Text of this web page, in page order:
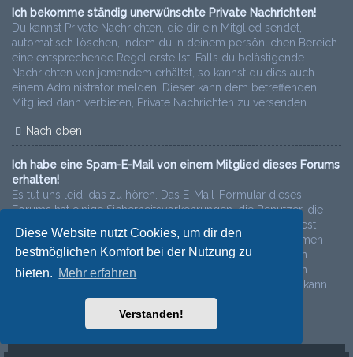
Diese Website nutzt Cookies, um dir den
bestmöglichen Komfort bei der Nutzung zu
bieten. Mehr erfahren
Verstanden!
Ich bekomme ständig unerwünschte Private Nachrichten!
Du kannst Private Nachrichten, die dir ein Mitglied sendet,
automatisch löschen, indem du in deinem persönlichen Bereich
eine entsprechende Regel erstellst. Falls du belästigende
Nachrichten von jemandem erhältst, so kannst du dies auch
einem Administrator melden. Dieser kann dem betreffenden
Mitglied dann verbieten, Private Nachrichten zu versenden.
Nach oben
Ich habe eine Spam-E-Mail von einem Mitglied dieses Forums
erhalten!
Es tut uns leid, das zu hören. Das E-Mail-Formular dieses
Forums hat einige Sicherheitsvorkehrungen, die Benutzer, die
solche Nachrichten senden, identifizieren sollen. Du solltest
einem Administrator die komplette E-Mail, die du bekommen
hast, weiterleiten. Dabei ist es ganz wichtig, die Kopfzeilen
(Headers) mitzuschicken. Diese enthalten Details über den
Benutzer, der die E-Mail verschickt hat. Der Administrator kann
dann entsprechend reagieren.